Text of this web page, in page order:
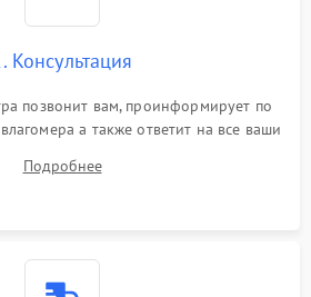
Консультация
позвонит вам, проинформирует по
а также ответит на все ваши
Подробнее